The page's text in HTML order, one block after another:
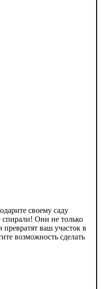
своему саду
Они не только
ваш участок в
возможность сделать